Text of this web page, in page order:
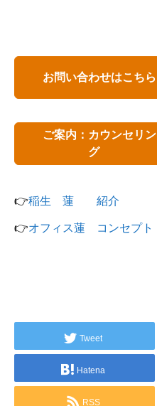
お問い合わせはこちら
ご案内：カウンセリン
グ
👉稲生 蓮 紹介
👉オフィス蓮 コンセプト
Tweet
Hatena
RSS